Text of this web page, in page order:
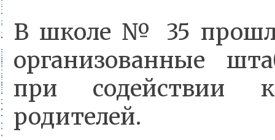
В школе № 35
организованные
при содействии
родителей.